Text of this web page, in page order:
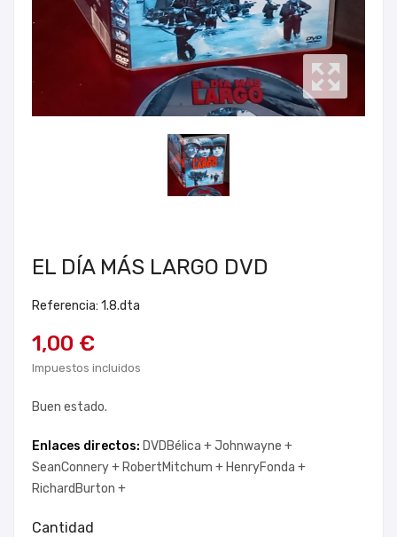
EL DÍA MÁS LARGO DVD
Referencia: 1.8.dta
1,00 €
Impuestos incluidos
Buen estado.
Enlaces directos: DVDBélica +Johnwayne +
SeanConnery + RobertMitchum + HenryFonda +
RichardBurton +
Cantidad